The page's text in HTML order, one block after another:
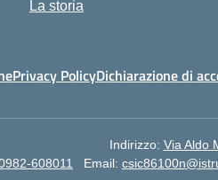
La storia
Privacy PolicyDichiarazione di
Indirizzo: Via Aldo
608011 Email: